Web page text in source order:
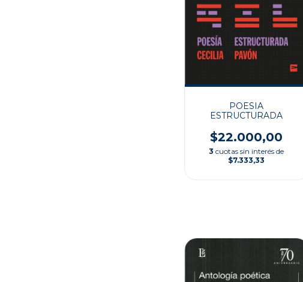
POESIA
ESTRUCTURADA
$22.000,00
3 cuotas sin interés de
$7.333,33